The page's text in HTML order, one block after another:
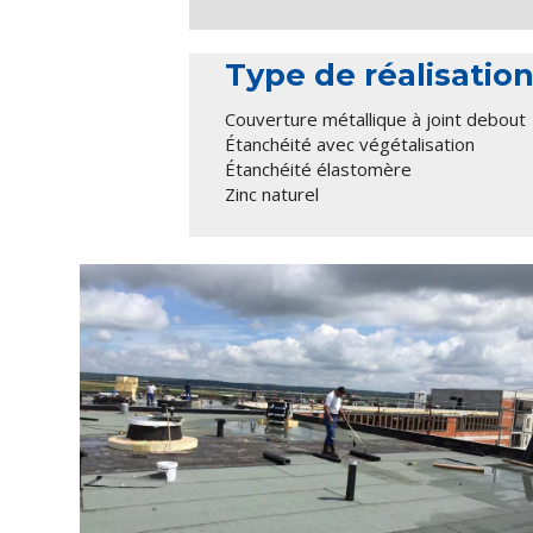
Type de réalisation
Couverture métallique à joint debout
Étanchéité avec végétalisation
Étanchéité élastomère
Zinc naturel